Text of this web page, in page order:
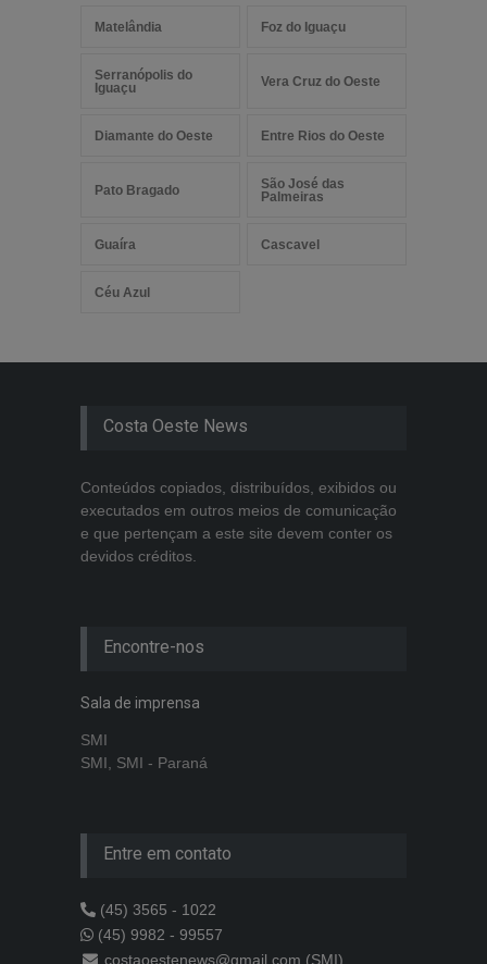
Matelândia Foz do Iguaçu
Serranópolis do
Iguaçu
Vera Cruz do Oeste
Diamante do Oeste Entre Rios do Oeste
Pato Bragado
São José das
Palmeiras
Guaíra Cascavel
Céu Azul
Costa Oeste News
Conteúdos copiados, distribuídos, exibidos ou
executados em outros meios de comunicação
e que pertençam a este site devem conter os
devidos créditos.
Encontre-nos
Sala de imprensa
SMI
SMI, SMI - Paraná
Entre em contato
(45) 3565 - 1022
(45) 9982 - 99557
costaoestenews@gmail.com (SMI)